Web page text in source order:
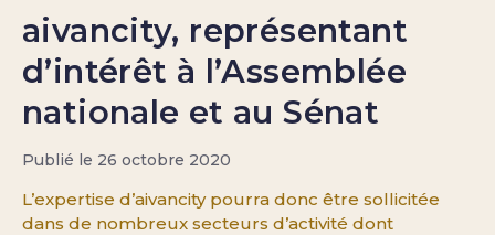
aivancity, représentant
d’intérêt à l’Assemblée
nationale et au Sénat
Publié le 26 octobre 2020
L’expertise d’aivancity pourra donc être sollicitée
dans de nombreux secteurs d’activité dont